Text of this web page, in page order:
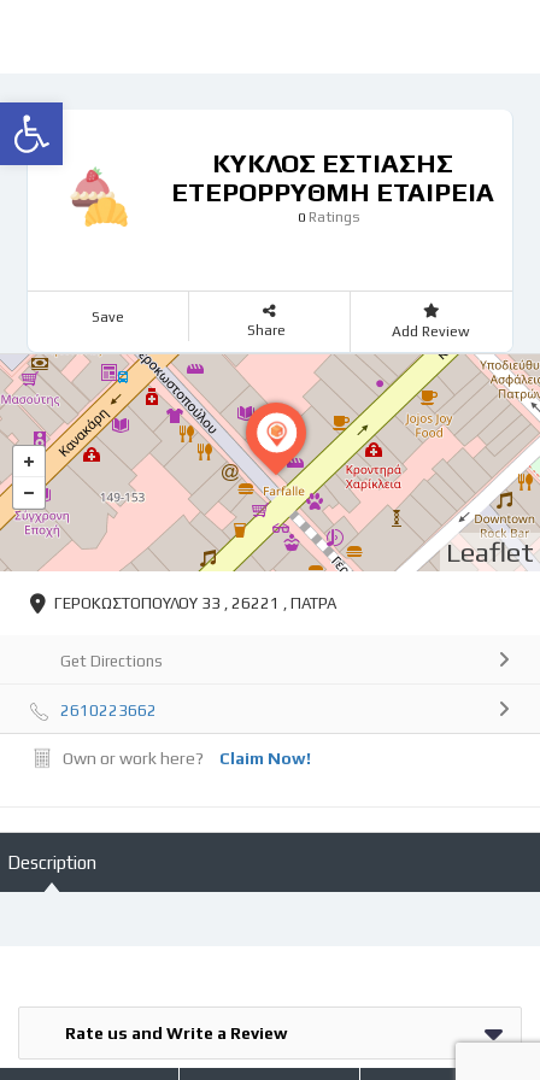
Ανοίξτε τη γραμμή εργαλείων
ΚΥΚΛΟΣ ΕΣΤΙΑΣΗΣ
ΕΤΕΡΟΡΡΥΘΜΗ ΕΤΑΙΡΕΙΑ
0Ratings
Save
Share Add Review
Leaflet
ΓΕΡΟΚΩΣΤΟΠΟΥΛΟΥ 33 , 26221 , ΠΑΤΡΑ
Get Directions
2610223662
Own or work here? Claim Now!
Description
Rate us and Write a Review